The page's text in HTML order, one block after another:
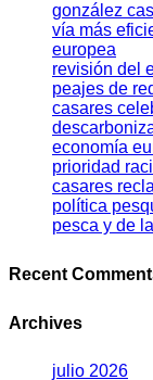
gonzález
vía más
europea
revisión del
peajes de
casares
economía
prioridad
casares
política
pesca y de
Recent
Archives
julio 2026